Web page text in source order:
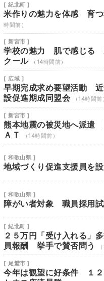
[ 紀北町 ]
米作りの魅力を体感 育つ
時間前）
[ 新宮市 ]
学校の魅力 肌で感じる
クール
（14時間前）
[ 広域 ]
早期完成求め要望活動
設促進期成同盟会
（14時間前）
[ 新宮市 ]
熊本地震の被災地へ派遣
ＡＴ
（14時間前）
[ 和歌山県 ]
地域づくり促進支援員を
[ 和歌山県 ]
障がい者対象 職員採用
[ 紀北町 ]
２５万円「受け入れる」
員報酬 挙手で賛否問う
[ 尾鷲市 ]
今年は観望に好条件 １